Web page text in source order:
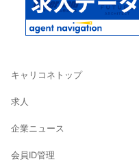
キャリコネトップ
求人
企業ニュース
会員ID管理